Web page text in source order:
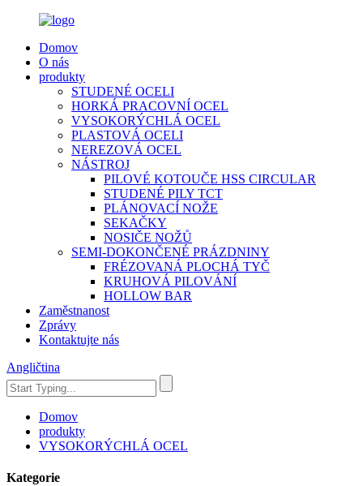
Domov
O nás
produkty
STUDENÉ OCELI
HORKÁ PRACOVNÍ OCEL
VYSOKORÝCHLÁ OCEL
PLASTOVÁ OCELI
NEREZOVÁ OCEL
NÁSTROJ
PILOVÉ KOTOUČE HSS CIRCULAR
STUDENÉ PILY TCT
PLÁNOVACÍ NOŽE
SEKAČKY
NOSIČE NOŽŮ
SEMI-DOKONČENÉ PRÁZDNINY
FRÉZOVANÁ PLOCHÁ TYČ
KRUHOVÁ PILOVÁNÍ
HOLLOW BAR
Zaměstnanost
Zprávy
Kontaktujte nás
Angličtina
Domov
produkty
VYSOKORÝCHLÁ OCEL
Kategorie